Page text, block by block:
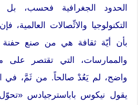
الحدود الجغرافية فحسب، بل
التكنولوجيا والاتِّصالات العالمية،
بأن أيّة ثقافة هي من صنع حفنة
والممارسات، التي تقتصر
واضح، لم يَعُدْ صالحاً. من ثَمَّ، في
يقول نيكوس باباسترجيادس